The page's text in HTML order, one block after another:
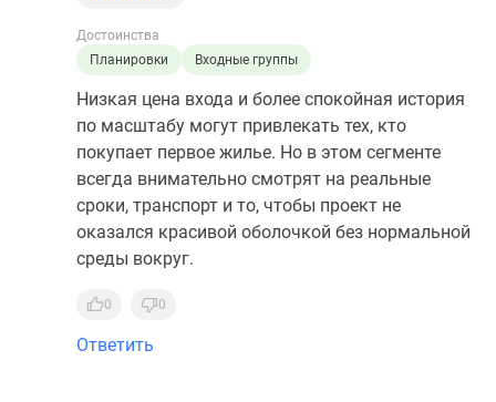
Достоинства
Планировки
Входные группы
Низкая цена входа и более спокойная история
по масштабу могут привлекать тех, кто
покупает первое жилье. Но в этом сегменте
всегда внимательно смотрят на реальные
сроки, транспорт и то, чтобы проект не
оказался красивой оболочкой без нормальной
среды вокруг.
0 0
Ответить